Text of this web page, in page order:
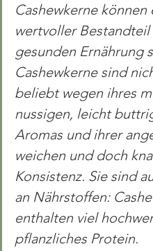
Cashewkerne können
wertvoller
gesunden Ernährung
Cashewkerne sind
beliebt wegen ihres
nussigen, leicht
Aromas und ihrer
weichen und doch
Konsistenz. Sie sind
an Nährstoffen:
enthalten viel
pflanzliches Protein.